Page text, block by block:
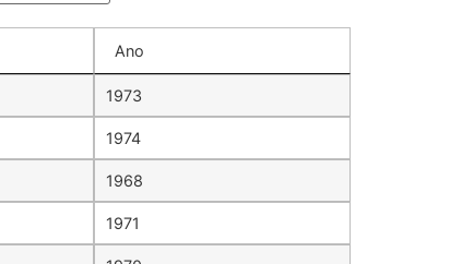
Ano
1973
1974
1968
1971